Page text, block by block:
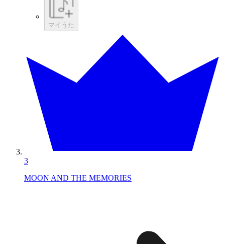
マイうた
3
MOON AND THE MEMORIES